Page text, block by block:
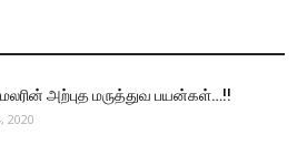
அற்புத மருத்துவ பயன்கள்…!!
2020